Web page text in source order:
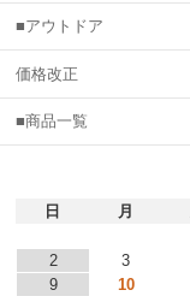
■アウトドア
価格改正
■商品一覧
日
月
2
3
9
10